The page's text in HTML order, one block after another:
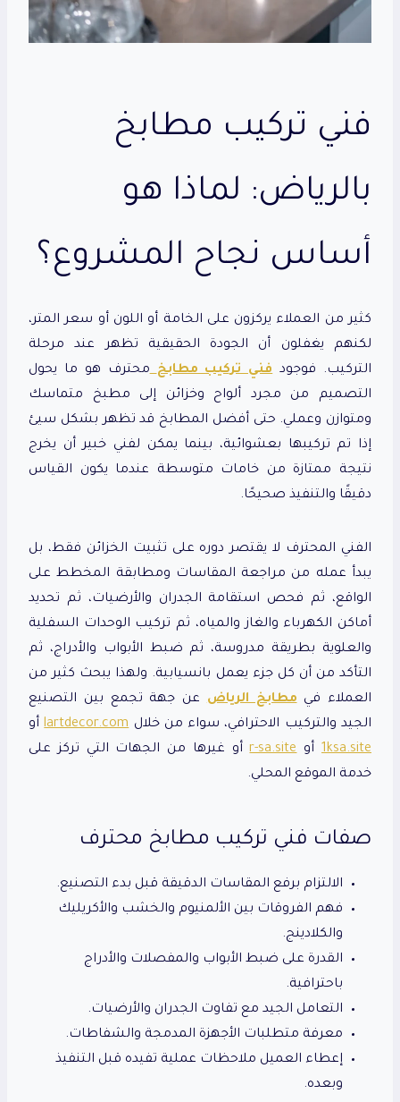
فني تركيب مطابخ
بالرياض: لماذا هو
أساس نجاح المشروع؟
كثير من العملاء يركزون على الخامة أو اللون أو سعر المتر،
لكنهم يغفلون أن الجودة الحقيقية تظهر عند مرحلة
التركيب. فوجودفني تركيب مطابخ محترف هو ما يحول
التصميم من مجرد ألواح وخزائن إلى مطبخ متماسك
ومتوازن وعملي. حتى أفضل المطابخ قد تظهر بشكل سيئ
إذا تم تركيبها بعشوائية، بينما يمكن لفني خبير أن يخرج
نتيجة ممتازة من خامات متوسطة عندما يكون القياس
دقيقًا والتنفيذ صحيحًا.
الفني المحترف لا يقتصر دوره على تثبيت الخزائن فقط، بل
يبدأ عمله من مراجعة المقاسات ومطابقة المخطط على
الواقع، ثم فحص استقامة الجدران والأرضيات، ثم تحديد
أماكن الكهرباء والغاز والمياه، ثم تركيب الوحدات السفلية
والعلوية بطريقة مدروسة، ثم ضبط الأبواب والأدراج، ثم
التأكد من أن كل جزء يعمل بانسيابية. ولهذا يبحث كثير من
العملاء فيمطابخ الرياضعن جهة تجمع بين التصنيع
الجيد والتركيب الاحترافي، سواء من خلالlartdecor.comأو
1ksa.siteأوr-sa.siteأو غيرها من الجهات التي تركز على
خدمة الموقع المحلي.
صفات فني تركيب مطابخ محترف
الالتزام برفع المقاسات الدقيقة قبل بدء التصنيع.
فهم الفروقات بين الألمنيوم والخشب والأكريليك
والكلادينج.
القدرة على ضبط الأبواب والمفصلات والأدراج
باحترافية.
التعامل الجيد مع تفاوت الجدران والأرضيات.
معرفة متطلبات الأجهزة المدمجة والشفاطات.
إعطاء العميل ملاحظات عملية تفيده قبل التنفيذ
وبعده.